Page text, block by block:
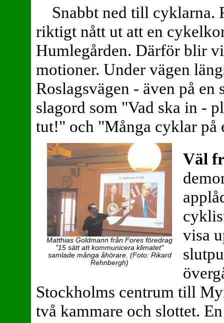
Snabbt ned till cyklarna.
riktigt nått ut att en
Humlegården. Därför blir
motioner. Under vägen
Roslagsvägen - även på en
slagord som "Vad ska in -
tut!" och "Många cyklar
Matthias Goldmann från Fores föredrag
"15 sätt att kommunicera klimatet"
samlade många åhörare. (Foto: Rikard
Rehnbergh)
Väl
visa
Stockholms centrum till
två kammare och slottet.